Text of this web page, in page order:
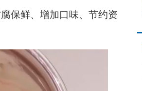
保鲜、增加口味、节约资